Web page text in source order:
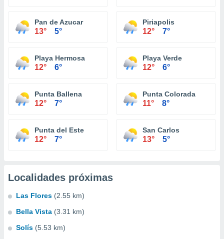
Pan de Azucar
13° 5°
Piriapolis
12° 7°
Playa Hermosa
12° 6°
Playa Verde
12° 6°
Punta Ballena
12° 7°
Punta Colorada
11° 8°
Punta del Este
12° 7°
San Carlos
13° 5°
Localidades próximas
Las Flores (2.55 km)
Bella Vista (3.31 km)
Solís (5.53 km)